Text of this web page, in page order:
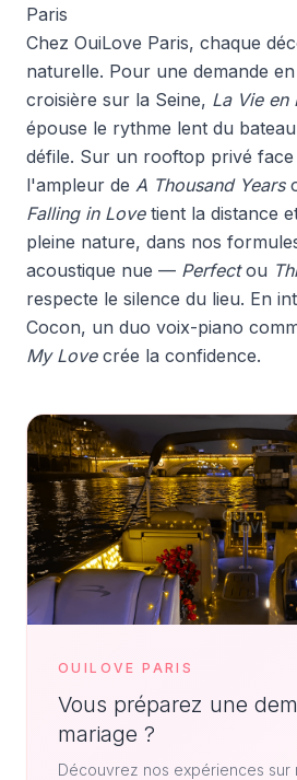
Paris
Chez OuiLove Paris, chaque
naturelle. Pour une demande
croisière sur la Seine, La Vie en
épouse le rythme lent du
défile. Sur un rooftop privé
l'ampleur de A Thousand Years
Falling in Lovetient la distance
pleine nature, dans nos
acoustique nue — Perfectou
respecte le silence du lieu. En
Cocon, un duo voix-piano
My Lovecrée la confidence.
OUILOVE PARIS
Vous préparez une
mariage ?
Découvrez nos expériences sur